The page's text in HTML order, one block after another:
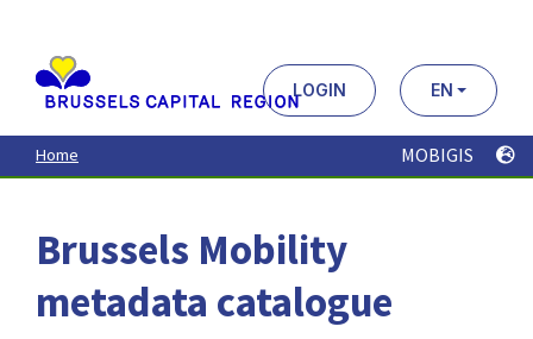
contenu
principal
LOGIN EN
Home MOBIGIS
Brussels Mobility
metadata catalogue